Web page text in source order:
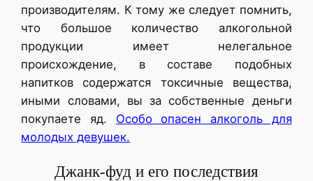
производителям. К тому же следует помнить,
что большое количество алкогольной
продукции имеет нелегальное
происхождение, в составе подобных
напитков содержатся токсичные вещества,
иными словами, вы за собственные деньги
покупаете яд. Особо опасен алкоголь для
молодых девушек.
Джанк-фуд и его последствия